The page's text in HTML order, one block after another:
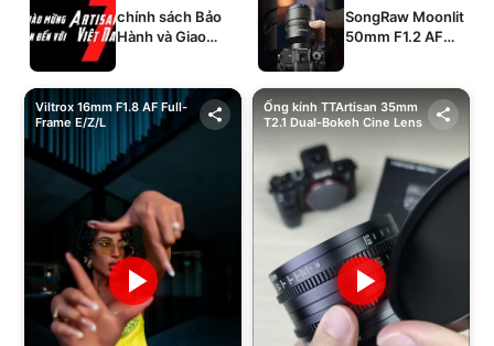
chính sách Bảo
Hành và Giao
SongRaw Moonlit
50mm F1.2 AF
Viltrox 16mm F1.8 AF Full-
Frame E/Z/L
Ống kính TTArtisan 35mm
T2.1 Dual-Bokeh Cine Lens